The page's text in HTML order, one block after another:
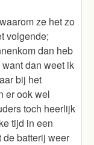
ze het zo
volgende;
dan heb
dan weet ik
bij het
er ook wel
toch heerlijk
tijd in een
batterij weer